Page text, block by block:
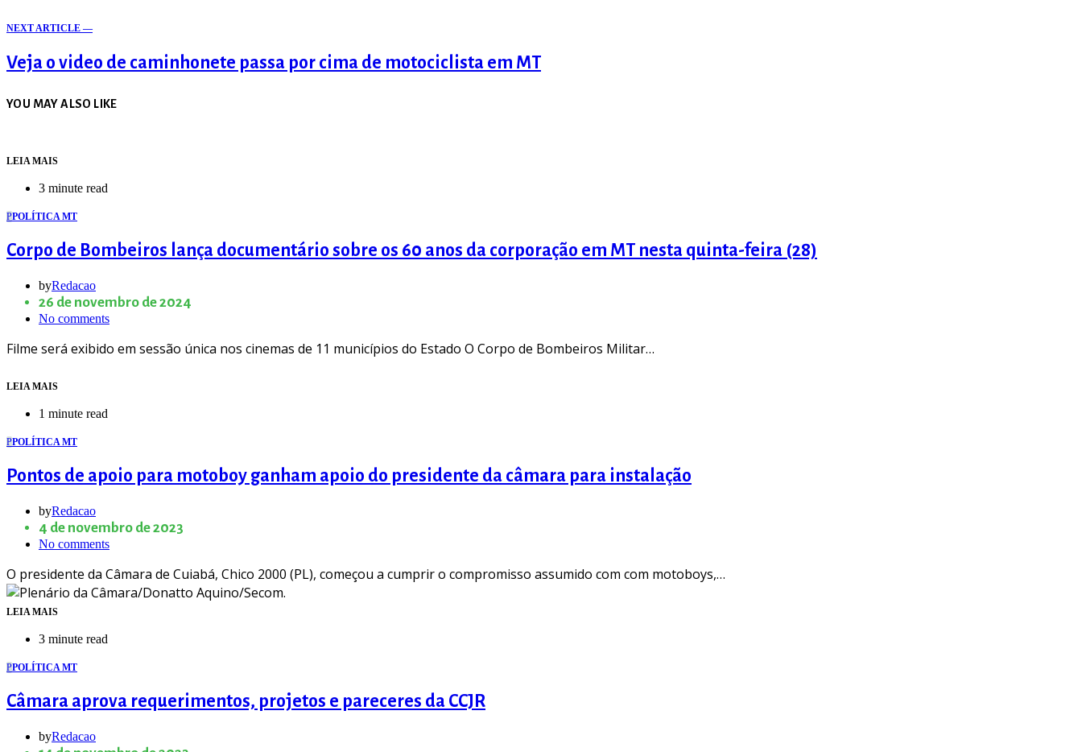
NEXT ARTICLE —
Veja o video de caminhonete passa por cima de motociclista em MT
YOU MAY ALSO LIKE
LEIA MAIS
3 minute read
PPOLÍTICA MT
Corpo de Bombeiros lança documentário sobre os 60 anos da corporação em MT nesta quinta-feira (28)
byRedacao
26 de novembro de 2024
No comments
Filme será exibido em sessão única nos cinemas de 11 municípios do Estado O Corpo de Bombeiros Militar…
LEIA MAIS
1 minute read
PPOLÍTICA MT
Pontos de apoio para motoboy ganham apoio do presidente da câmara para instalação
byRedacao
4 de novembro de 2023
No comments
O presidente da Câmara de Cuiabá, Chico 2000 (PL), começou a cumprir o compromisso assumido com com motoboys,…
LEIA MAIS
3 minute read
PPOLÍTICA MT
Câmara aprova requerimentos, projetos e pareceres da CCJR
byRedacao